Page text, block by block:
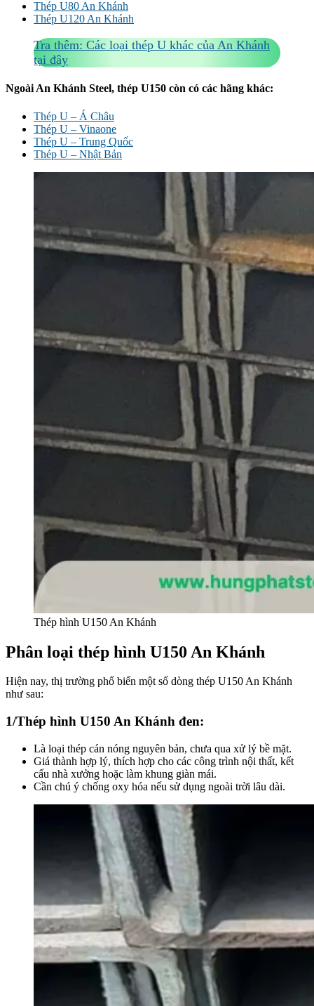
Thép U80 An Khánh
Thép U120 An Khánh
Tra thêm: Các loại thép U khác của An Khánh
tại đây
Ngoài An Khánh Steel, thép U150 còn có các hãng khác:
Thép U – Á Châu
Thép U – Vinaone
Thép U – Trung Quốc
Thép U – Nhật Bản
Thép hình U150 An Khánh
Phân loại thép hình U150 An Khánh
Hiện nay, thị trường phổ biến một số dòng thép U150 An Khánh
như sau:
1/Thép hình U150 An Khánh đen:
Là loại thép cán nóng nguyên bản, chưa qua xử lý bề mặt.
Giá thành hợp lý, thích hợp cho các công trình nội thất, kết
cấu nhà xưởng hoặc làm khung giàn mái.
Cần chú ý chống oxy hóa nếu sử dụng ngoài trời lâu dài.